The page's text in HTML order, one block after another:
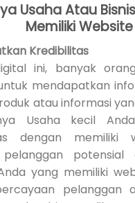
Usaha Atau
Memiliki Website
Kredibilitas
ini, banyak
mendapatkan
atau informasi
Usaha kecil
dengan memiliki
pelanggan
yang memiliki
pelanggan